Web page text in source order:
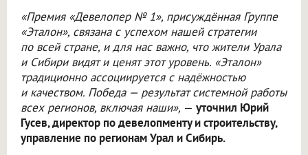
«Премия «Девелопер № 1», присуждённая Группе
«Эталон», связана с успехом нашей стратегии
по всей стране, и для нас важно, что жители Урала
и Сибири видят и ценят этот уровень. «Эталон»
традиционно ассоциируется с надёжностью
и качеством. Победа — результат системной работы
всех регионов, включая наши», — уточнил Юрий
Гусев, директор по девелопменту и строительству,
управление по регионам Урал и Сибирь.